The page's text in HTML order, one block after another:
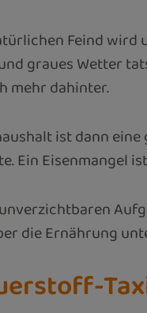
Feind
graues Wetter
mehr dahinter.
ist dann
Ein Eisenmangel
die Ernährung